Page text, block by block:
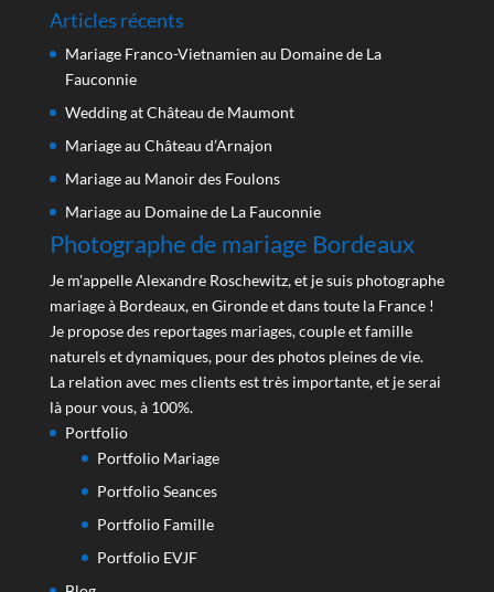
Articles récents
Mariage Franco-Vietnamien au Domaine de La
Fauconnie
Wedding at Château de Maumont
Mariage au Château d’Arnajon
Mariage au Manoir des Foulons
Mariage au Domaine de La Fauconnie
Photographe de mariage Bordeaux
Je m'appelle Alexandre Roschewitz, et je suis photographe
mariage à Bordeaux, en Gironde et dans toute la France !
Je propose des reportages mariages, couple et famille
naturels et dynamiques, pour des photos pleines de vie.
La relation avec mes clients est très importante, et je serai
là pour vous, à 100%.
Portfolio
Portfolio Mariage
Portfolio Seances
Portfolio Famille
Portfolio EVJF